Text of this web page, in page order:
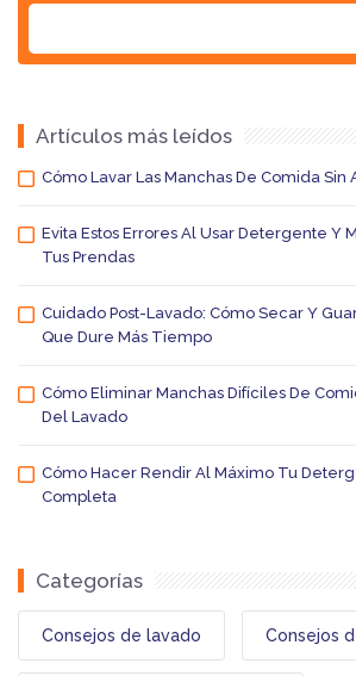
Artículos más leídos
Cómo Lavar Las Manchas De Comida Sin
Evita Estos Errores Al Usar Detergente Y
Tus Prendas
Cuidado Post-Lavado: Cómo Secar Y
Que Dure Más Tiempo
Cómo Eliminar Manchas Difíciles De
Del Lavado
Cómo Hacer Rendir Al Máximo Tu
Completa
Categorías
Consejos de lavado Consejos